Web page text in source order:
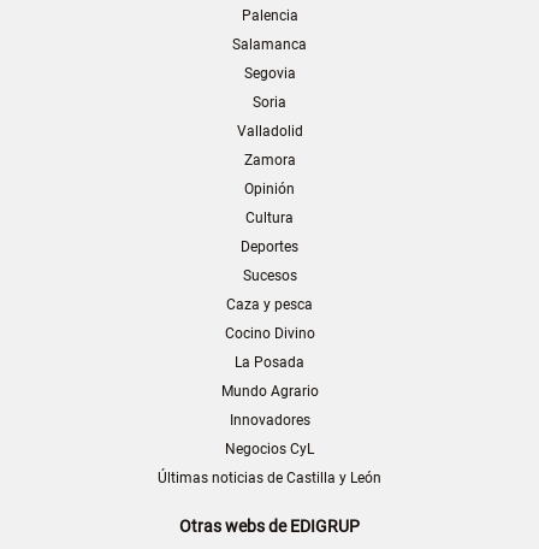
Palencia
Salamanca
Segovia
Soria
Valladolid
Zamora
Opinión
Cultura
Deportes
Sucesos
Caza y pesca
Cocino Divino
La Posada
Mundo Agrario
Innovadores
Negocios CyL
Últimas noticias de Castilla y León
Otras webs de EDIGRUP